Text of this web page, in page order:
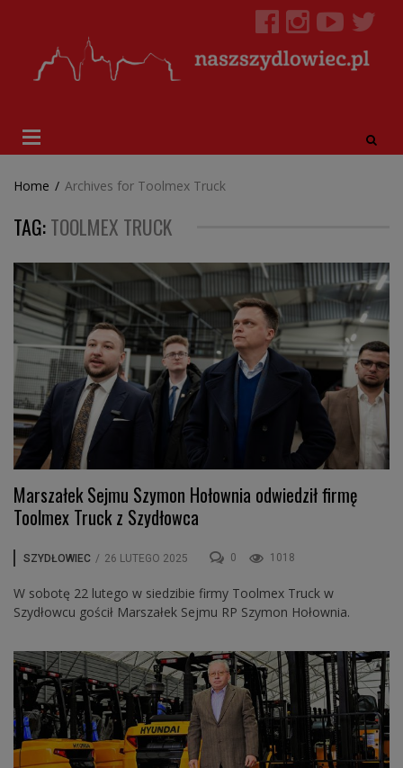
Home / Archives for Toolmex Truck
TAG:TOOLMEX TRUCK
Marszałek Sejmu Szymon Hołownia odwiedził firmę
Toolmex Truck z Szydłowca
SZYDŁOWIEC / 26 LUTEGO 2025 0 1018
W sobotę 22 lutego w siedzibie firmy Toolmex Truck w
Szydłowcu gościł Marszałek Sejmu RP Szymon Hołownia.